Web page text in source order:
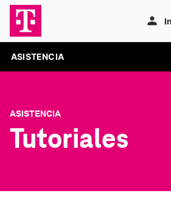
ASISTENCIA
ASISTENCIA
Tutoriales